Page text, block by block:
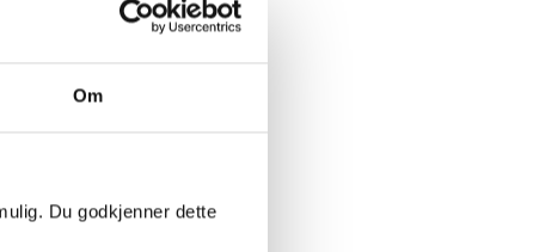
Om
Du godkjenner dette